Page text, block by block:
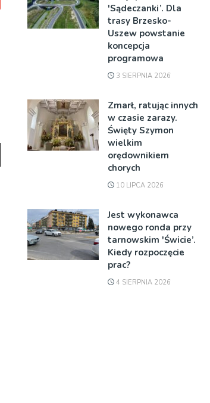
'Sądeczanki’. Dla
trasy Brzesko-
Uszew powstanie
koncepcja
programowa
3 SIERPNIA 2026
Zmarł, ratując innych
w czasie zarazy.
Święty Szymon
wielkim
orędownikiem
chorych
10 LIPCA 2026
Jest wykonawca
nowego ronda przy
tarnowskim 'Świcie’.
Kiedy rozpoczęcie
prac?
4 SIERPNIA 2026